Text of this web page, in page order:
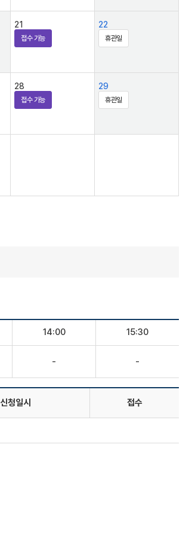
21
접수 가능
22
휴관일
28
접수 가능
29
휴관일
14:00 15:30
- -
신청일시 접수